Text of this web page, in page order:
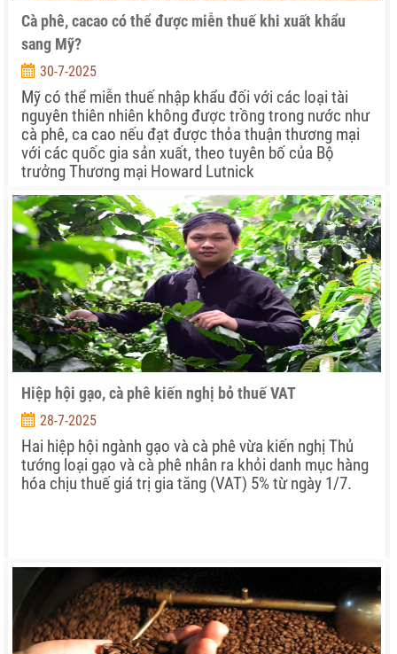
Cà phê, cacao có thể được miễn thuế khi xuất khẩu
sang Mỹ?
30-7-2025
Mỹ có thể miễn thuế nhập khẩu đối với các loại tài
nguyên thiên nhiên không được trồng trong nước như
cà phê, ca cao nếu đạt được thỏa thuận thương mại
với các quốc gia sản xuất, theo tuyên bố của Bộ
trưởng Thương mại Howard Lutnick
Hiệp hội gạo, cà phê kiến nghị bỏ thuế VAT
28-7-2025
Hai hiệp hội ngành gạo và cà phê vừa kiến nghị Thủ
tướng loại gạo và cà phê nhân ra khỏi danh mục hàng
hóa chịu thuế giá trị gia tăng (VAT) 5% từ ngày 1/7.